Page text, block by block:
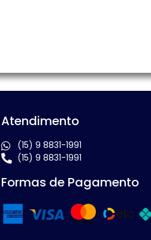
Atendimento
(15) 9 8831-1991
(15) 9 8831-1991
Formas de Pagamento